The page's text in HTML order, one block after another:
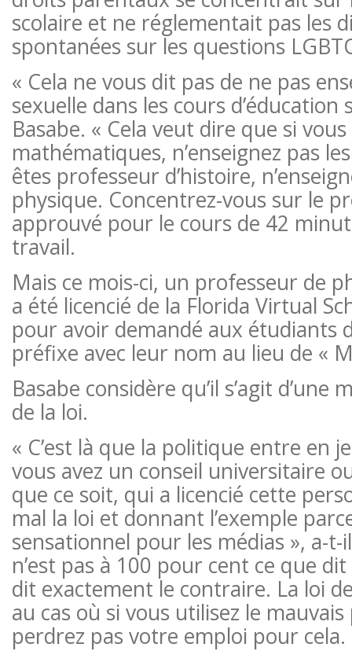
scolaire et ne réglementait pas les
spontanées sur les questions
« Cela ne vous dit pas de ne pas
sexuelle dans les cours d’éducation
Basabe. « Cela veut dire que si
mathématiques, n’enseignez pas
êtes professeur d’histoire,
physique. Concentrez-vous sur le
approuvé pour le cours de 42
travail.
Mais ce mois-ci, un professeur de
a été licencié de la Florida Virtual
pour avoir demandé aux étudiants
préfixe avec leur nom au lieu de «
Basabe considère qu’il s’agit d’une
de la loi.
« C’est là que la politique entre en
vous avez un conseil universitaire
que ce soit, qui a licencié cette
mal la loi et donnant l’exemple
sensationnel pour les médias », a-t-
n’est pas à 100 pour cent ce que
dit exactement le contraire. La loi
au cas où si vous utilisez le
perdrez pas votre emploi pour cela.